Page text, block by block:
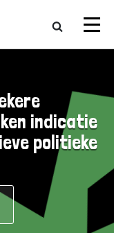
indicatie
politieke